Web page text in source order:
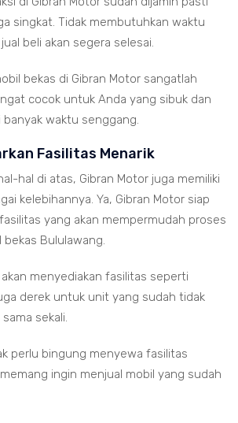
singkat. Tidak membutuhkan waktu
beli akan segera selesai.
bekas di Gibran Motor sangatlah
cocok untuk Anda yang sibuk dan
banyak waktu senggang.
Fasilitas Menarik
hal di atas, Gibran Motor juga memiliki
kelebihannya. Ya, Gibran Motor siap
yang akan mempermudah proses
bekas Bululawang.
menyediakan fasilitas seperti
derek untuk unit yang sudah tidak
sekali.
perlu bingung menyewa fasilitas
ingin menjual mobil yang sudah